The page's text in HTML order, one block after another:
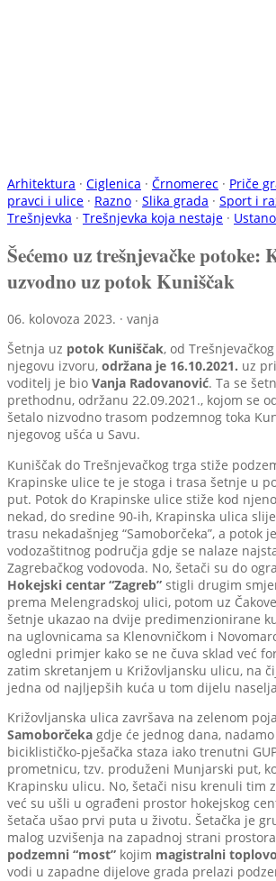
Arhitektura · Ciglenica · Črnomerec · Priče
pravci i ulice · Razno · Slika grada · Sport i
Trešnjevka · Trešnjevka koja nestaje ·
Šećemo uz trešnjevačke potoke:
uzvodno uz potok Kuniščak
06. kolovoza 2023. · vanja
Šetnja uz potok Kuniščak, od
njegovu izvoru, održana je 16.10.2021. uz
voditelj je bio Vanja Radovanović. Ta se
prethodnu, održanu 22.09.2021., kojom se
šetalo nizvodno trasom podzemnog toka
njegovog ušća u Savu.
Kuniščak do Trešnjevačkog trga stiže
Krapinske ulice te je stoga i trasa šetnje u
put. Potok do Krapinske ulice stiže kod
nekad, do sredine 90-ih, Krapinska ulica
trasu nekadašnjeg “Samoborčeka”, a potok
vodozaštitnog područja gdje se nalaze
Zagrebačkog vodovoda. No, šetači su do
Hokejski centar “Zagreb” stigli drugim
prema Melengradskoj ulici, potom uz
šetnje ukazao na dvije predimenzionirane
na uglovnicama sa Klenovničkom i
ogledni primjer kako se ne čuva sklad već
zatim skretanjem u Križovljansku ulicu, na
jedna od najljepših kuća u tom dijelu
Križovljanska ulica završava na zelenom
Samoborčeka gdje će jednog dana,
biciklističko-pješačka staza iako trenutni
prometnicu, tzv. produženi Munjarski put,
Krapinsku ulicu. No, šetači nisu krenuli tim
već su ušli u ograđeni prostor hokejskog
šetača ušao prvi puta u životu. Šetačka je
malog uzvišenja na zapadnoj strani
podzemni “most” kojim magistralni
vodi u zapadne dijelove grada prelazi